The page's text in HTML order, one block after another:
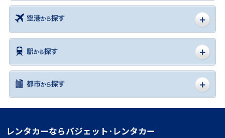
レンタカーならバジェット･レンタカー